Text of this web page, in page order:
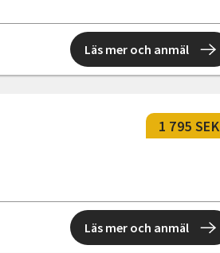
Läs mer och anmäl
1 795 SEK
Läs mer och anmäl